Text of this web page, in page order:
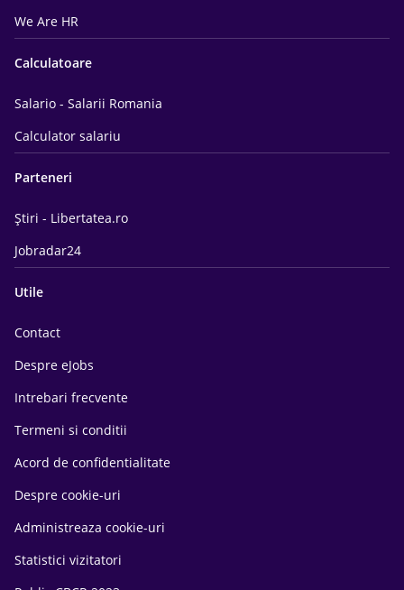
We Are HR
Calculatoare
Salario - Salarii Romania
Calculator salariu
Parteneri
Știri - Libertatea.ro
Jobradar24
Utile
Contact
Despre eJobs
Intrebari frecvente
Termeni si conditii
Acord de confidentialitate
Despre cookie-uri
Administreaza cookie-uri
Statistici vizitatori